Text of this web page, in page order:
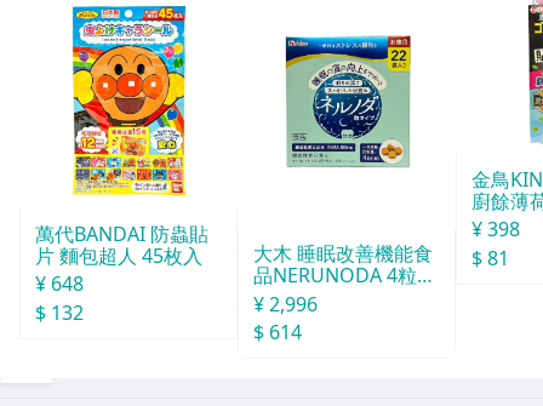
萬代BANDAI 防蟲貼
片 麵包超人 45枚入
¥ 648
$ 132
大木 睡眠改善機能食
品NERUNODA 4粒22
袋
¥ 2,996
$ 614
金鳥
廚餘薄
30天分
¥ 398
$ 81